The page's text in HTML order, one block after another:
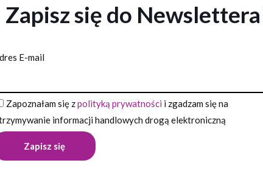
Zapisz się do
E-mail
Zapoznałam się zpolityką prywatności i zgadzam się na
informacji handlowych drogą elektroniczną